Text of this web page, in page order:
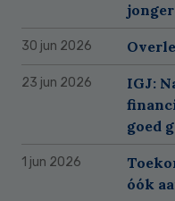
30 jun 2026
23 jun 2026
IGJ:
goed
1 jun 2026
óók